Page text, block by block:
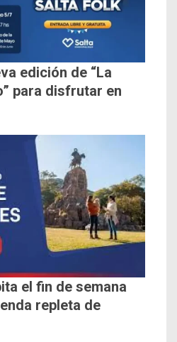
edición de “La
para disfrutar en
el fin de semana
repleta de